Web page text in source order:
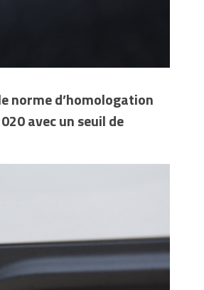
norme d’homologation
avec un seuil de